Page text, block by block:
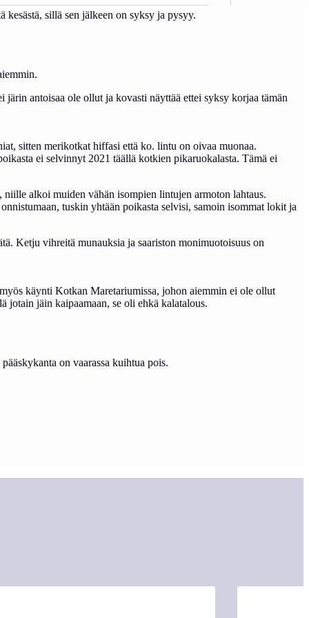
kesästä, sillä sen jälkeen on syksy ja pysyy.
antoisaa ole ollut ja kovasti näyttää ettei syksy korjaa tämän
sitten merikotkat hiffasi että ko. lintu on oivaa muonaa.
ei selvinnyt 2021 täällä kotkien pikaruokalasta. Tämä ei
alkoi muiden vähän isompien lintujen armoton lahtaus.
tuskin yhtään poikasta selvisi, samoin isommat lokit ja
Ketju vihreitä munauksia ja saariston monimuotoisuus on
käynti Kotkan Maretariumissa, johon aiemmin ei ole ollut
jäin kaipaamaan, se oli ehkä kalatalous.
on vaarassa kuihtua pois.